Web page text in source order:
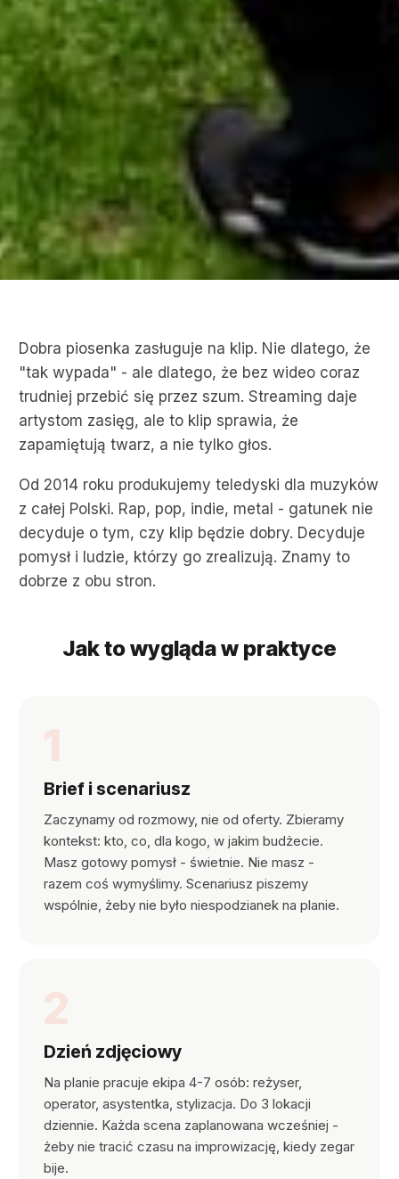
Dobra piosenka zasługuje na klip. Nie dlatego, że
"tak wypada" - ale dlatego, że bez wideo coraz
trudniej przebić się przez szum. Streaming daje
artystom zasięg, ale to klip sprawia, że
zapamiętują twarz, a nie tylko głos.
Od 2014 roku produkujemy teledyski dla muzyków
z całej Polski. Rap, pop, indie, metal - gatunek nie
decyduje o tym, czy klip będzie dobry. Decyduje
pomysł i ludzie, którzy go zrealizują. Znamy to
dobrze z obu stron.
Jak to wygląda w praktyce
1
Brief i scenariusz
Zaczynamy od rozmowy, nie od oferty. Zbieramy
kontekst: kto, co, dla kogo, w jakim budżecie.
Masz gotowy pomysł - świetnie. Nie masz -
razem coś wymyślimy. Scenariusz piszemy
wspólnie, żeby nie było niespodzianek na planie.
2
Dzień zdjęciowy
Na planie pracuje ekipa 4-7 osób: reżyser,
operator, asystentka, stylizacja. Do 3 lokacji
dziennie. Każda scena zaplanowana wcześniej -
żeby nie tracić czasu na improwizację, kiedy zegar
bije.